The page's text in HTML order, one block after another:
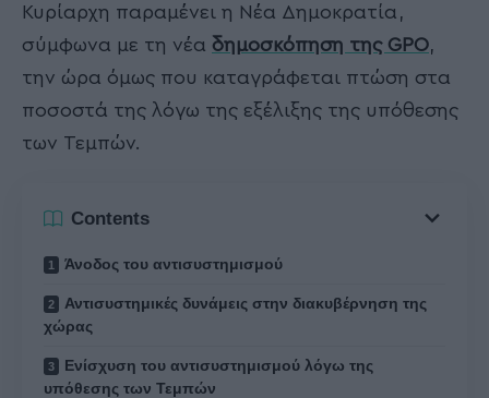
Κυρίαρχη παραμένει η Νέα Δημοκρατία,
σύμφωνα με τη νέα δημοσκόπηση της GPO,
την ώρα όμως που καταγράφεται πτώση στα
ποσοστά της λόγω της εξέλιξης της υπόθεσης
των Τεμπών.
Contents
Άνοδος του αντισυστημισμού
Αντισυστημικές δυνάμεις στην διακυβέρνηση της
χώρας
Ενίσχυση του αντισυστημισμού λόγω της
υπόθεσης των Τεμπών